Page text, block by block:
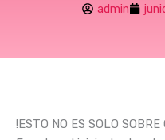
admin
!ESTO NO ES SOLO SOBRE